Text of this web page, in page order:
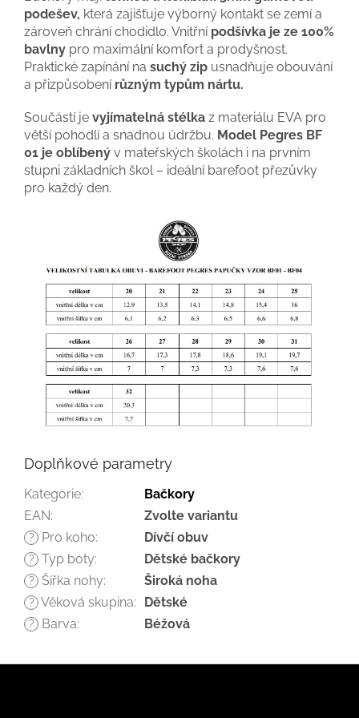
podešev, která zajišťuje výborný kontakt se zemí a
zároveň chrání chodidlo. Vnitřní podšívka je ze 100%
bavlny pro maximální komfort a prodyšnost.
Praktické zapínání na suchý zip usnadňuje obouvání
a přizpůsobení různým typům nártu.
Součástí je vyjímatelná stélka z materiálu EVA pro
větší pohodlí a snadnou údržbu. Model Pegres BF
01 je oblíbený v mateřských školách i na prvním
stupni základních škol – ideální barefoot přezůvky
pro každý den.
Doplňkové parametry
Kategorie:
Bačkory
EAN: Zvolte variantu
? Pro koho: Dívčí obuv
? Typ boty: Dětské bačkory
? Šířka nohy: Široká noha
? Věková skupina: Dětské
? Barva: Béžová